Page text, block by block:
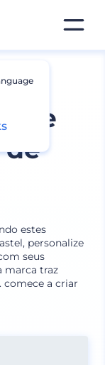
de
de
estes
personalize
seus
marca traz
comece a criar